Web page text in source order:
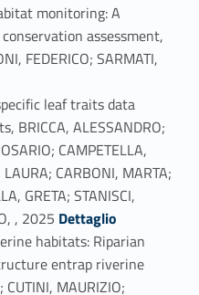
monitoring: A
assessment,
FEDERICO; SARMATI,
leaf traits data
BRICCA, ALESSANDRO;
CAMPETELLA,
CARBONI, MARTA;
GRETA; STANISCI,
, 2025 Link identifier #identifier_person_50346-2Dettaglio
habitats: Riparian
entrap riverine
CUTINI, MAURIZIO;